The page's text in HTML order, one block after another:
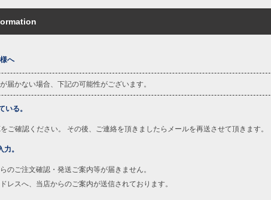
へ
届かない場合、下記の可能性がございます。
いる。
ご確認ください。 その後、ご連絡を頂きましたらメールを再送させて頂きます。
。
のご注文確認・発送ご案内等が届きません。
レスへ、当店からのご案内が送信されております。